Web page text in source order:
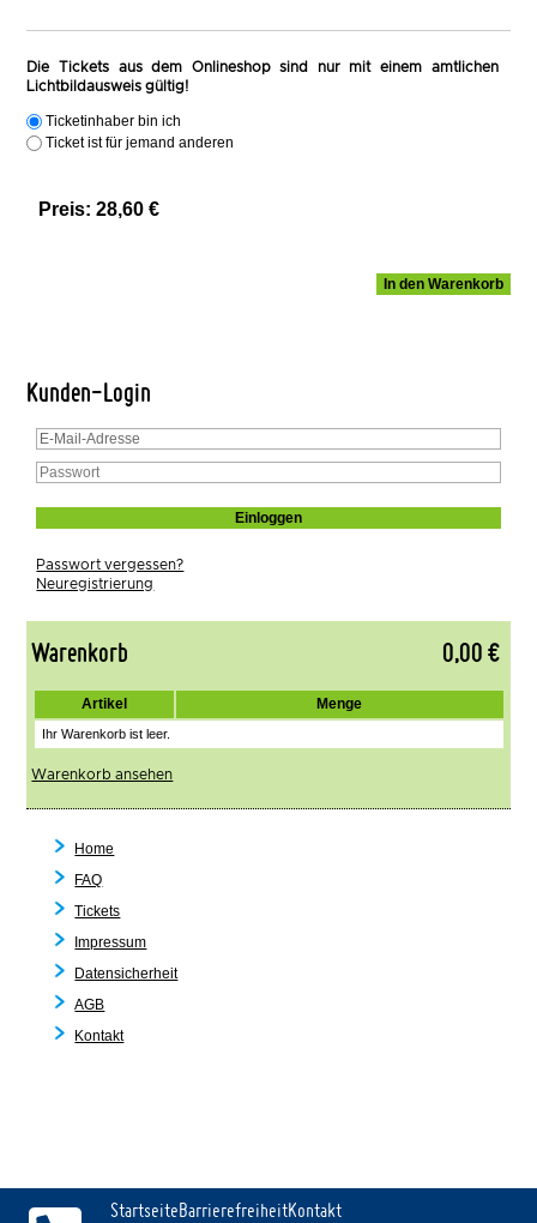
Die Tickets aus dem Onlineshop sind nur mit einem amtlichen
Lichtbildausweis gültig!
Ticketinhaber bin ich
Ticket ist für jemand anderen
Preis: 28,60 €
Kunden-Login
Passwort vergessen?
Neuregistrierung
Warenkorb 0,00 €
Artikel Menge
Ihr Warenkorb ist leer.
Warenkorb ansehen
Home
FAQ
Tickets
Impressum
Datensicherheit
AGB
Kontakt
StartseiteBarrierefreiheitKontakt